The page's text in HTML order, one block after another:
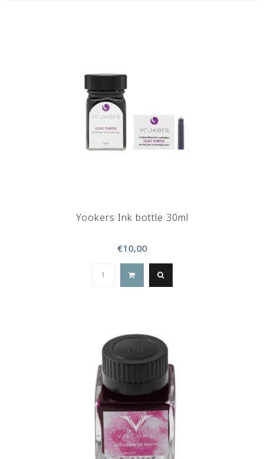
Yookers Ink bottle 30ml
€10,00